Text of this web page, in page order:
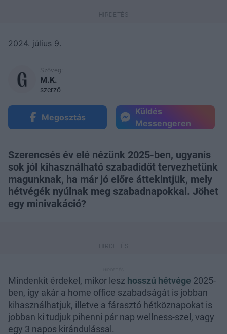
2024. július 9.
Szöveg:
M.K.
szerző
Megosztás
Küldés
Messengeren
Szerencsés év elé nézünk 2025-ben, ugyanis
sok jól kihasználható szabadidőt tervezhetünk
magunknak, ha már jó előre áttekintjük, mely
hétvégék nyúlnak meg szabadnapokkal. Jöhet
egy minivakáció?
Mindenkit érdekel, mikor lesz hosszú hétvége 2025-
ben, így akár a home office szabadságát is jobban
kihasználhatjuk, illetve a fárasztó hétköznapokat is
jobban ki tudjuk pihenni pár nap wellness-szel, vagy
egy 3 napos kirándulással.